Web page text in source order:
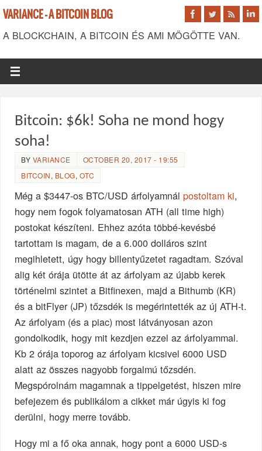
VARIANCE - A BITCOIN BLOG
A BLOCKCHAIN, A BITCOIN ÉS AMI MÖGÖTTE VAN.
Bitcoin: $6k! Soha ne mond hogy
soha!
BY VARIANCE
OCTOBER 20, 2017 - 19:55
BITCOIN, BLOG, OTC
Még a $3447-os BTC/USD árfolyamnálpostoltam ki,
hogy nem fogok folyamatosan ATH (all time high)
postokat készíteni. Ehhez azóta többé-kevésbé
tartottam is magam, de a 6.000 dolláros szint
megihletett, úgy hogy billentyűzetet ragadtam. Szóval
alig két órája ütötte át az árfolyam az újabb kerek
történelmi szintet a Bitfinexen, majd a Bithumb (KR)
és a bitFlyer (JP) tőzsdék is megérintették az új ATH-t.
Az árfolyam (és a piac) most látványosan azon
gondolkodik, hogy mit kezdjen ezzel az árfolyammal.
Kb 2 órája toporog az árfolyam kicsivel 6000 USD
alatt az összes nagyobb forgalmú tőzsdén.
Megspórolnám magamnak a tippelgetést, hiszen mire
befejezem és publikálom a cikket már úgyis ki fog
derülni, hogy merre tovább.
Hogy mi a fő oka annak, hogy pont a 6000 USD-s